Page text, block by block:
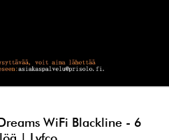
WiFi Blackline - 6